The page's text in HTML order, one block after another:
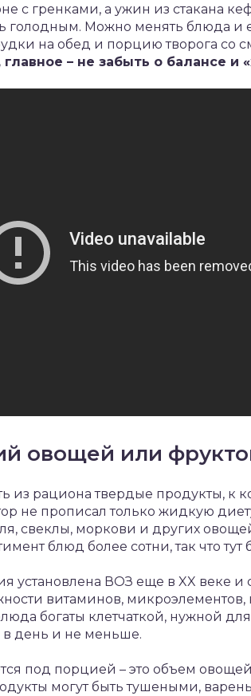
с гренками, а ужин из стакана
голодным. Можно менять блюда и
на обед и порцию творога со
главное – не забыть о балансе и
овощей или
из рациона твердые продукты, к
не прописал только жидкую
свеклы, моркови и других
блюд более сотни, так что тут
установлена ВОЗ еще в XX веке и
витаминов, микроэлементов,
богаты клетчаткой, нужной
в день и не меньше.
под порцией – это объем
могут быть тушеными,